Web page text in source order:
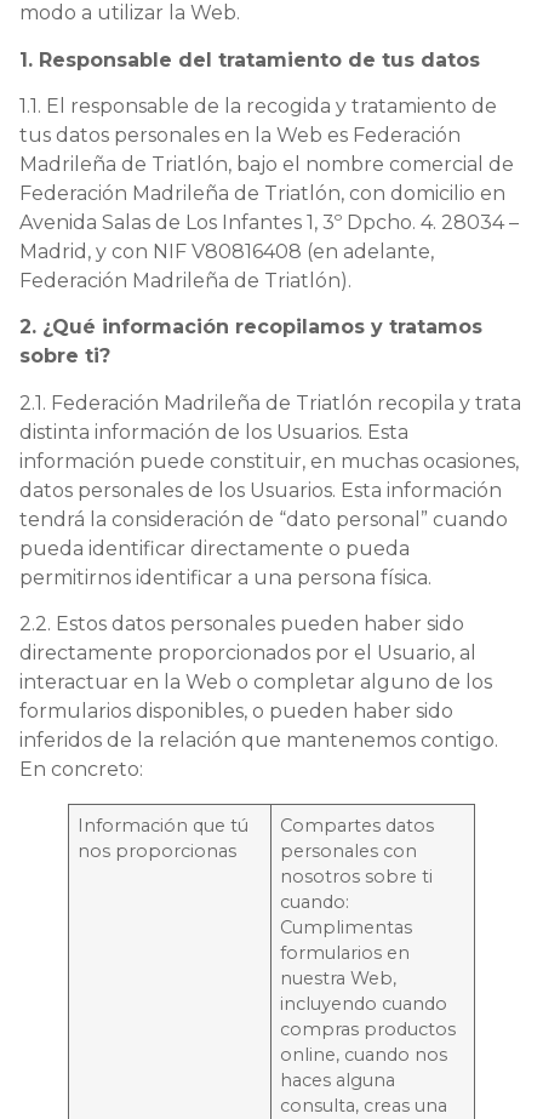
modo a utilizar la Web.
1. Responsable del tratamiento de tus datos
1.1. El responsable de la recogida y tratamiento de
tus datos personales en la Web es Federación
Madrileña de Triatlón, bajo el nombre comercial de
Federación Madrileña de Triatlón, con domicilio en
Avenida Salas de Los Infantes 1, 3º Dpcho. 4. 28034 –
Madrid, y con NIF V80816408 (en adelante,
Federación Madrileña de Triatlón).
2. ¿Qué información recopilamos y tratamos
sobre ti?
2.1. Federación Madrileña de Triatlón recopila y trata
distinta información de los Usuarios. Esta
información puede constituir, en muchas ocasiones,
datos personales de los Usuarios. Esta información
tendrá la consideración de “dato personal” cuando
pueda identificar directamente o pueda
permitirnos identificar a una persona física.
2.2. Estos datos personales pueden haber sido
directamente proporcionados por el Usuario, al
interactuar en la Web o completar alguno de los
formularios disponibles, o pueden haber sido
inferidos de la relación que mantenemos contigo.
En concreto:
Información que tú
nos proporcionas
Compartes datos
personales con
nosotros sobre ti
cuando:
Cumplimentas
formularios en
nuestra Web,
incluyendo cuando
compras productos
online, cuando nos
haces alguna
consulta, creas una